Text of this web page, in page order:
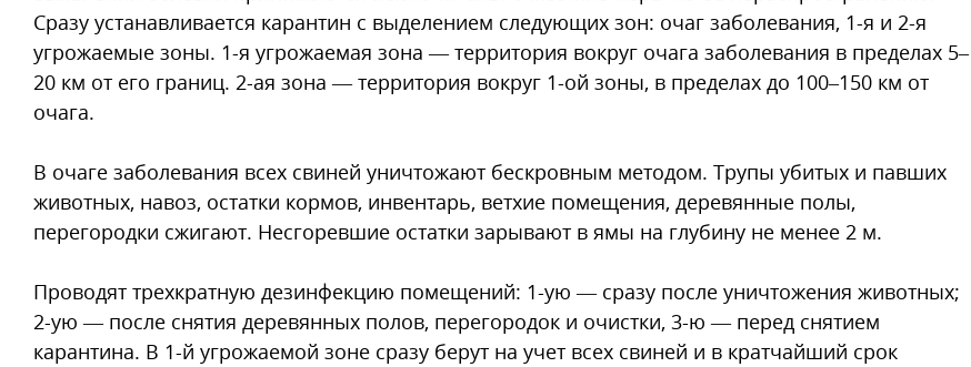
Сразу устанавливается карантин с выделением следующих зон: очаг заболевания, 1-я и 2-я
угрожаемые зоны. 1-я угрожаемая зона — территория вокруг очага заболевания в пределах 5–
20 км от его границ. 2-ая зона — территория вокруг 1-ой зоны, в пределах до 100–150 км от
очага.
В очаге заболевания всех свиней уничтожают бескровным методом. Трупы убитых и павших
животных, навоз, остатки кормов, инвентарь, ветхие помещения, деревянные полы,
перегородки сжигают. Несгоревшие остатки зарывают в ямы на глубину не менее 2 м.
Проводят трехкратную дезинфекцию помещений: 1-ую — сразу после уничтожения животных;
2-ую — после снятия деревянных полов, перегородок и очистки, 3-ю — перед снятием
карантина. В 1-й угрожаемой зоне сразу берут на учет всех свиней и в кратчайший срок